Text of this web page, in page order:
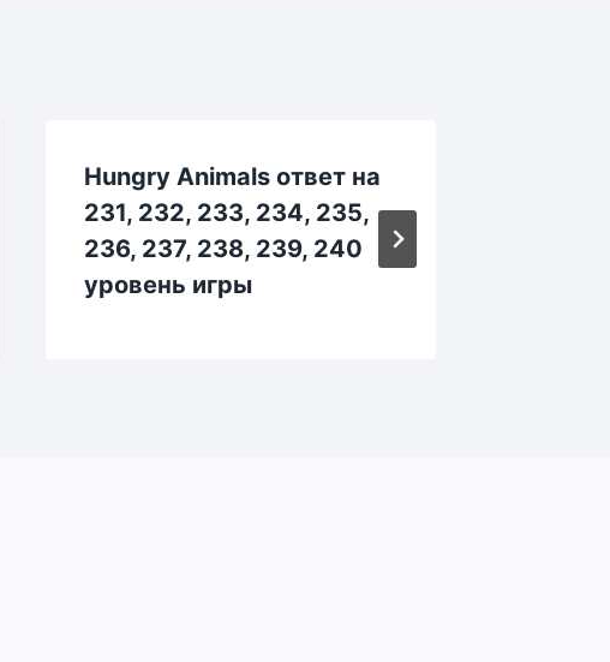
Hungry Animals ответ на
231, 232, 233, 234, 235,
236, 237, 238, 239, 240
уровень игры